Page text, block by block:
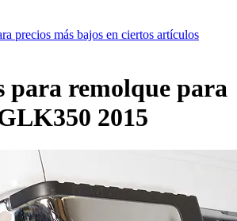
precios más bajos en ciertos artículos
para remolque para
2015